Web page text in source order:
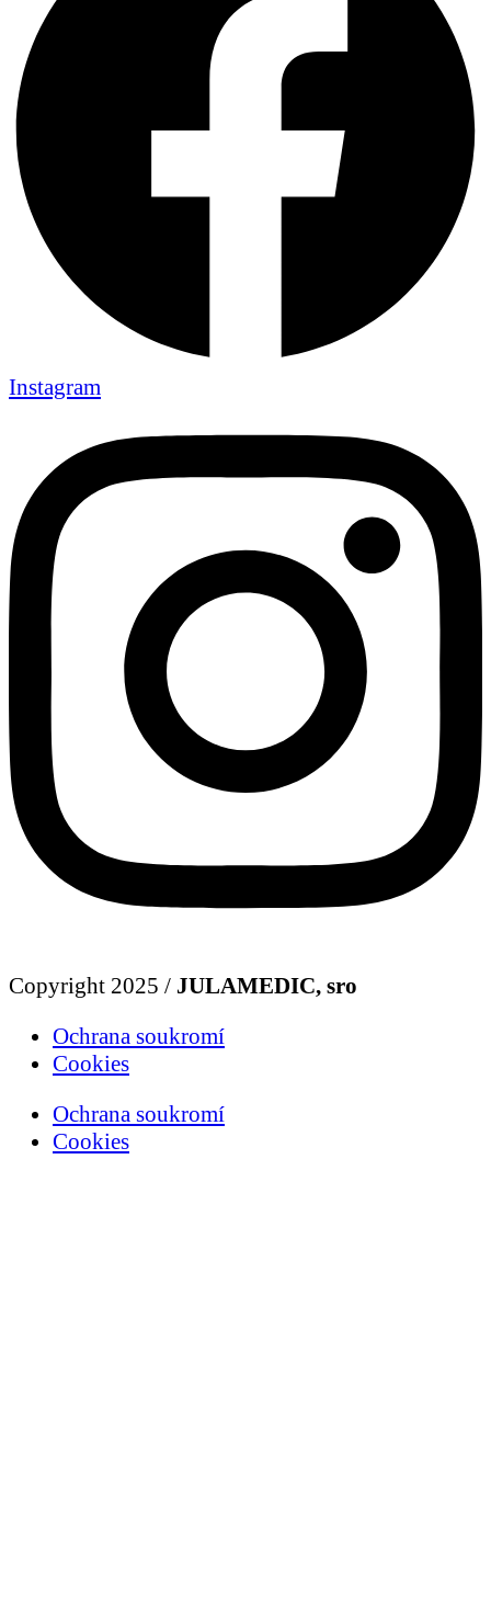
Instagram
Copyright 2025 / JULAMEDIC, sro
Ochrana soukromí
Cookies
Ochrana soukromí
Cookies